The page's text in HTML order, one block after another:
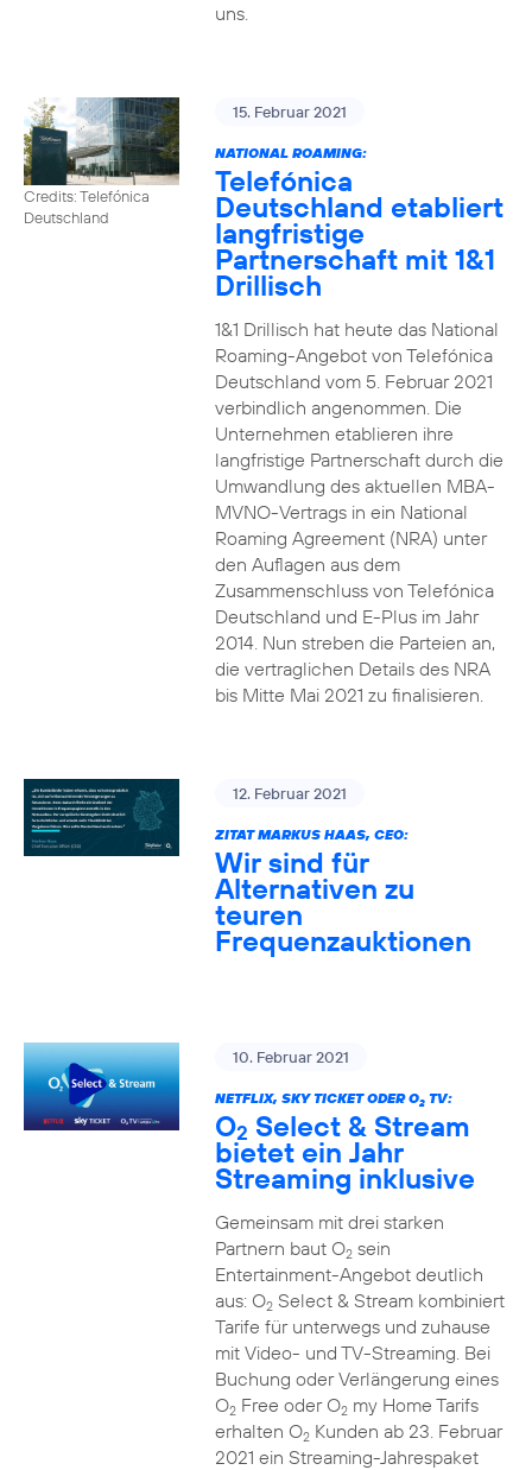
uns.
Credits: Telefónica
Deutschland
15. Februar 2021
NATIONAL ROAMING:
Telefónica
Deutschland etabliert
langfristige
Partnerschaft mit 1&1
Drillisch
1&1 Drillisch hat heute das National
Roaming-Angebot von Telefónica
Deutschland vom 5. Februar 2021
verbindlich angenommen. Die
Unternehmen etablieren ihre
langfristige Partnerschaft durch die
Umwandlung des aktuellen MBA-
MVNO-Vertrags in ein National
Roaming Agreement (NRA) unter
den Auflagen aus dem
Zusammenschluss von Telefónica
Deutschland und E-Plus im Jahr
2014. Nun streben die Parteien an,
die vertraglichen Details des NRA
bis Mitte Mai 2021 zu finalisieren.
12. Februar 2021
ZITAT MARKUS HAAS, CEO:
Wir sind für
Alternativen zu
teuren
Frequenzauktionen
10. Februar 2021
NETFLIX, SKY TICKET ODER O2TV:
O2 Select & Stream
bietet ein Jahr
Streaming inklusive
Gemeinsam mit drei starken
Partnern baut O2sein
Entertainment-Angebot deutlich
aus: O2Select & Stream kombiniert
Tarife für unterwegs und zuhause
mit Video- und TV-Streaming. Bei
Buchung oder Verlängerung eines
O2Free oder O2my Home Tarifs
erhalten O2Kunden ab 23. Februar
2021 ein Streaming-Jahrespaket